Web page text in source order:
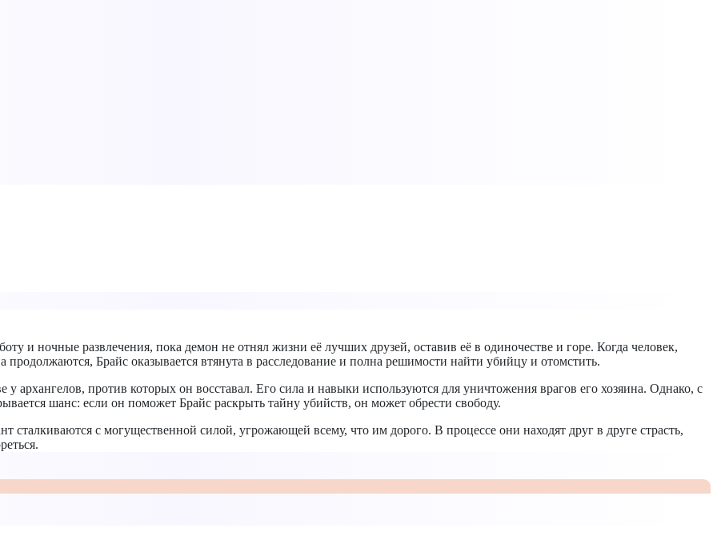
и ночные развлечения, пока демон не отнял жизни её лучших друзей, оставив её в одиночестве и горе. Когда человек,
Брайс оказывается втянута в расследование и полна решимости найти убийцу и отомстить.
у архангелов, против которых он восставал. Его сила и навыки используются для уничтожения врагов его хозяина. Однако, с
шанс: если он поможет Брайс раскрыть тайну убийств, он может обрести свободу.
с могущественной силой, угрожающей всему, что им дорого. В процессе они находят друг в друге страсть,